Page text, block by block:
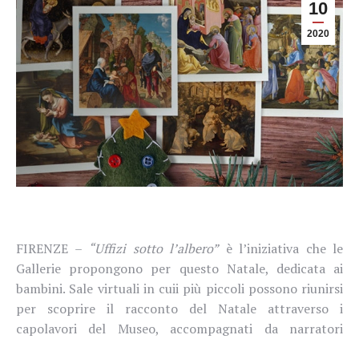
10
2020
FIRENZE – “Uffizi sotto l’albero”è l’iniziativa che le
Gallerie propongono per questo Natale, dedicata ai
bambini. Sale virtuali in cuii più piccoli possono riunirsi
per scoprire il racconto del Natale attraverso i
capolavori del Museo, accompagnati da narratori